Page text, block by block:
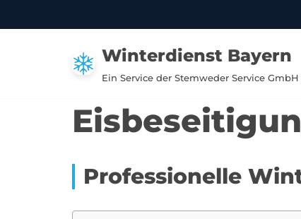
Winterdienst Bayern
Ein Service der Stemweder Service GmbH
Professionelle